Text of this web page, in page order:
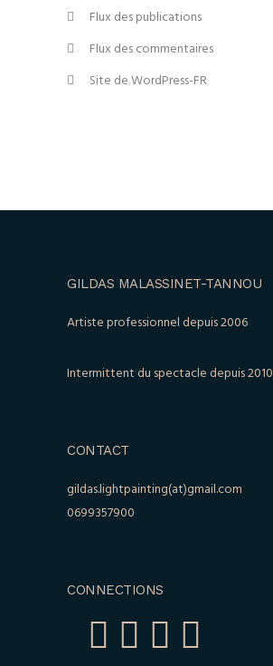
Flux des publications
Flux des commentaires
Site de WordPress-FR
GILDAS MALASSINET-TANNOU
Artiste professionnel depuis 2006
Intermittent du spectacle depuis 2010
CONTACT
gildas.lightpainting(at)gmail.com
0699357900
CONNECTIONS